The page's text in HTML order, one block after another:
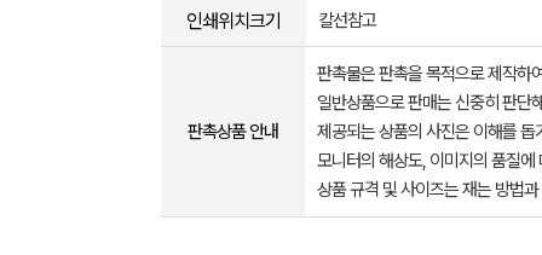
인쇄위치크기 칼선참고
판촉상품 안내
판촉물은 판촉을 목적으로 제작하
일반상품으로 판매는 신중히 판단
제공되는 상품의 사진은 이해를
모니터의 해상도, 이미지의 품질
상품 규격 및 사이즈는 재는 방법